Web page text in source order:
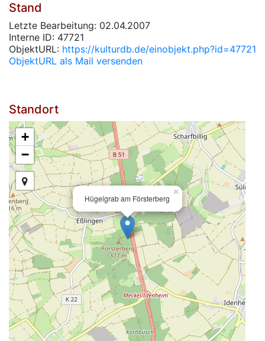
Stand
Letzte Bearbeitung: 02.04.2007
Interne ID: 47721
ObjektURL: https://kulturdb.de/einobjekt.php?id=47721
ObjektURL als Mail versenden
Standort
Hügelgrab am Försterberg
×
+
−